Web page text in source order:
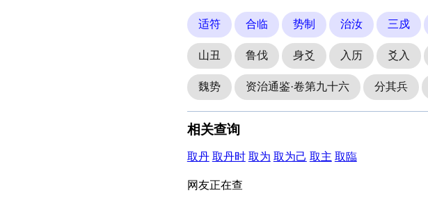
适符 合临 势制 治汝 三戍
山丑 鲁伐 身爻 入历 爻入
魏势 资治通鉴·卷第九十六 分其兵
相关查询
取丹 取丹时 取为 取为己 取主 取臨
网友正在查